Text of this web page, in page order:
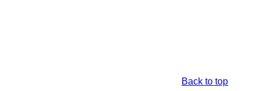
Back to top